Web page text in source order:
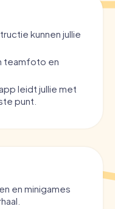
kunnen jullie
teamfoto en
leidt jullie met
punt.
en minigames